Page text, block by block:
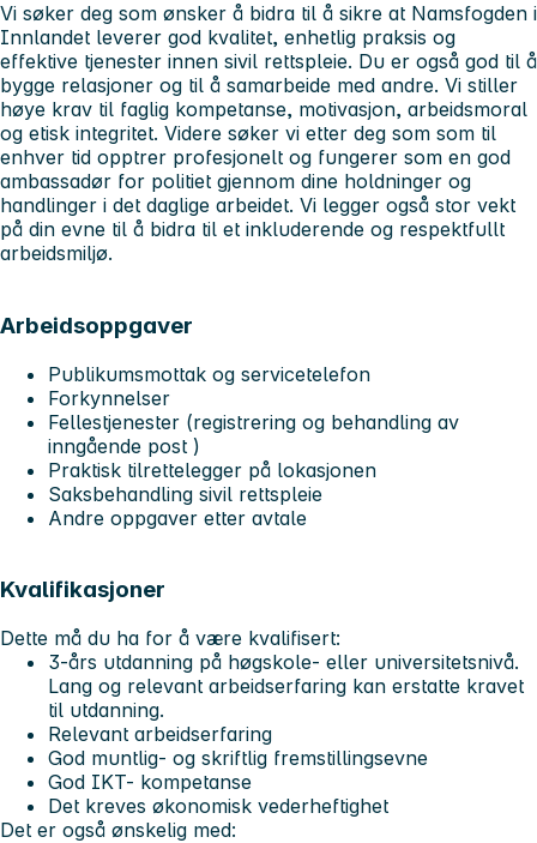
Vi søker deg som ønsker å bidra til å sikre at Namsfogden i
Innlandet leverer god kvalitet, enhetlig praksis og
effektive tjenester innen sivil rettspleie. Du er også god til å
bygge relasjoner og til å samarbeide med andre. Vi stiller
høye krav til faglig kompetanse, motivasjon, arbeidsmoral
og etisk integritet. Videre søker vi etter deg som som til
enhver tid opptrer profesjonelt og fungerer som en god
ambassadør for politiet gjennom dine holdninger og
handlinger i det daglige arbeidet. Vi legger også stor vekt
på din evne til å bidra til et inkluderende og respektfullt
arbeidsmiljø.
Arbeidsoppgaver
Publikumsmottak og servicetelefon
Forkynnelser
Fellestjenester (registrering og behandling av
inngående post )
Praktisk tilrettelegger på lokasjonen
Saksbehandling sivil rettspleie
Andre oppgaver etter avtale
Kvalifikasjoner
Dette må du ha for å være kvalifisert:
3-års utdanning på høgskole- eller universitetsnivå.
Lang og relevant arbeidserfaring kan erstatte kravet
til utdanning.
Relevant arbeidserfaring
God muntlig- og skriftlig fremstillingsevne
God IKT- kompetanse
Det kreves økonomisk vederheftighet
Det er også ønskelig med: